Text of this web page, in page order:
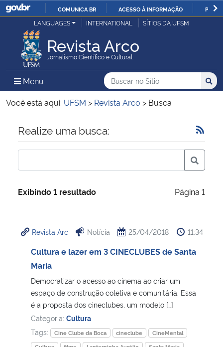
IR
O
COMUNICA BR ACESSO À INFORMAÇÃO
Ministério da Justiça e Segurança Pública
Ministério da Defesa
Ministério das Relações Exteriores
Ministério da Economia
Ministério da Infraestrutura
Ministério da Cidadania
Ministério de Minas e Energia
Ministério da Ciência, Tecnologia, Inovações e Comunicações
Ministério do Meio Ambiente
LANGUAGES INTERNATIONAL SÍTIOS DA UFSM
Revista Arco
Jornalismo Científico e Cultural
Menu Menu Principal do Sítio
Busca
Buscar no no Sítio
Busca:
Você está aqui: UFSM > Revista Arco > Busca
Início do conteúdo
Realize uma busca:
Exibindo 1 resultado Página 1
Revista Arc Notícia 25/04/2018 11:34
Cultura e lazer em 3 CINECLUBES de Santa
Maria
Democratizar o acesso ao cinema ao criar um
espaço de construção coletiva e comunitária. Essa
é a proposta dos cineclubes, um modelo […]
Categoria: Cultura
Tags:
Cine Clube da Boca cineclube
CineMental